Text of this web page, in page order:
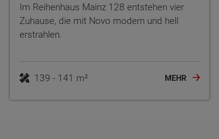
Im Reihenhaus Mainz 128 entstehen vier
Zuhause, die mit Novo modern und hell
erstrahlen.
139 - 141 m² MEHR